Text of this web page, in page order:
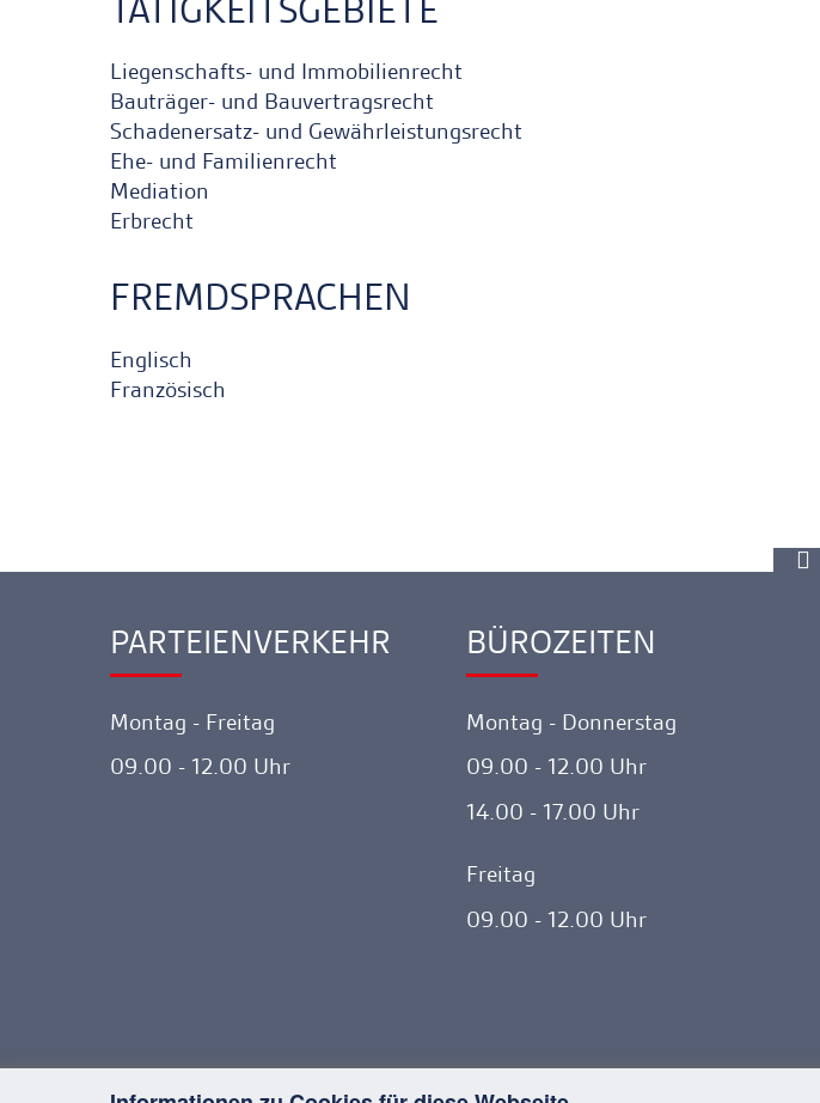
TÄTIGKEITSGEBIETE
Liegenschafts- und Immobilienrecht
Bauträger- und Bauvertragsrecht
Schadenersatz- und Gewährleistungsrecht
Ehe- und Familienrecht
Mediation
Erbrecht
FREMDSPRACHEN
Englisch
Französisch
Ankerlink
PARTEIENVERKEHR
Montag - Freitag
09.00 - 12.00 Uhr
Ankerlink
BÜROZEITEN
Montag - Donnerstag
09.00 - 12.00 Uhr
14.00 - 17.00 Uhr
Freitag
09.00 - 12.00 Uhr
zur